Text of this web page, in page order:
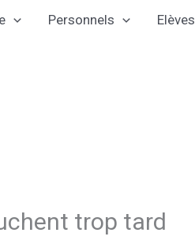
Personnels Elèves
trop tard